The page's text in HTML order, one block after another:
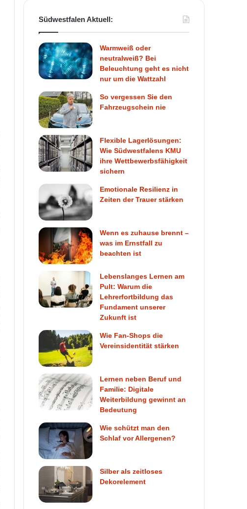
Südwestfalen Aktuell:
Warmweiß oder
neutralweiß? Bei
Beleuchtung geht es nicht
nur um die Wattzahl
So vergessen Sie den
Fahrzeugschein nie
Flexible Lagerlösungen:
Wie Südwestfalens KMU
ihre Wettbewerbsfähigkeit
sichern
Emotionale Resilienz in
Zeiten der Trauer stärken
Wenn es zuhause brennt –
was im Ernstfall zu
beachten ist
Lebenslanges Lernen am
Pult: Warum die
Lehrerfortbildung das
Fundament unserer
Zukunft ist
Wie Fan-Shops die
Vereinsidentität stärken
Lernen neben Beruf und
Familie: Digitale
Weiterbildung gewinnt an
Bedeutung
Wie schützt man den
Schlaf vor Allergenen?
Silber als zeitloses
Dekorelement